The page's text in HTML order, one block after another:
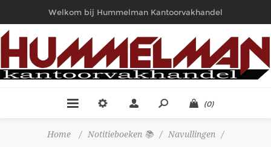
Welkom bij Hummelman Kantoorvakhandel
(0)
Home / Notitieboeken 📚 / Navullingen /